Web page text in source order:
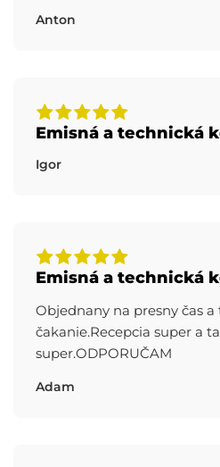
Anton
Emisná a technická
Igor
Emisná a technická
Objednany na presny čas
čakanie.Recepcia super a
super.ODPORUČAM
Adam